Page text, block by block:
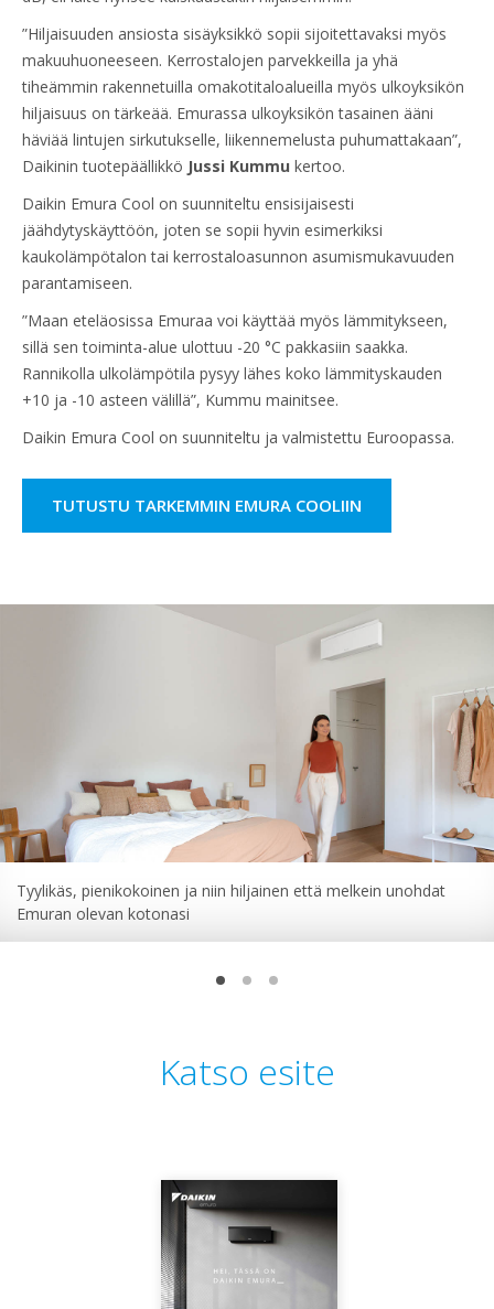
”Hiljaisuuden ansiosta sisäyksikkö sopii sijoitettavaksi myös
makuuhuoneeseen. Kerrostalojen parvekkeilla ja yhä
tiheämmin rakennetuilla omakotitaloalueilla myös ulkoyksikön
hiljaisuus on tärkeää. Emurassa ulkoyksikön tasainen ääni
häviää lintujen sirkutukselle, liikennemelusta puhumattakaan”,
Daikinin tuotepäällikkö Jussi Kummu kertoo.
Daikin Emura Cool on suunniteltu ensisijaisesti
jäähdytyskäyttöön, joten se sopii hyvin esimerkiksi
kaukolämpötalon tai kerrostaloasunnon asumismukavuuden
parantamiseen.
”Maan eteläosissa Emuraa voi käyttää myös lämmitykseen,
sillä sen toiminta-alue ulottuu -20 °C pakkasiin saakka.
Rannikolla ulkolämpötila pysyy lähes koko lämmityskauden
+10 ja -10 asteen välillä”, Kummu mainitsee.
Daikin Emura Cool on suunniteltu ja valmistettu Euroopassa.
TUTUSTU TARKEMMIN EMURA COOLIIN
Tyylikäs, pienikokoinen ja niin hiljainen että melkein unohdat
Emuran olevan kotonasi
Katso esite